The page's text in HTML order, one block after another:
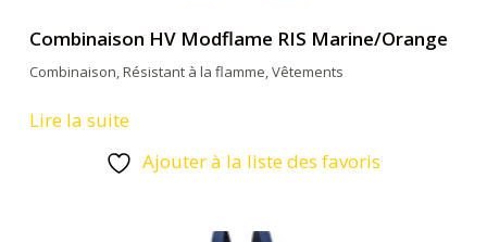
Combinaison HV Modflame RIS Marine/Orange
Combinaison,Résistant à la flamme,Vêtements
Lire la suite
Ajouter à la liste des favoris